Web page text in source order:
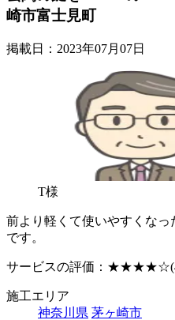
崎市富士見町
掲載日：2023年07月07日
T様
前より軽くて使いやすくなっ
です。
サービスの評価： ★★★★☆
施工エリア
神奈川県 茅ヶ崎市